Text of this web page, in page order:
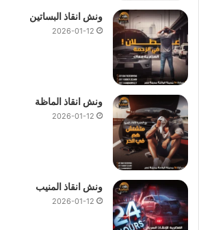
ونش انقاذ البساتين
2026-01-12
ونش انقاذ الماظة
2026-01-12
ونش انقاذ المنيب
2026-01-12